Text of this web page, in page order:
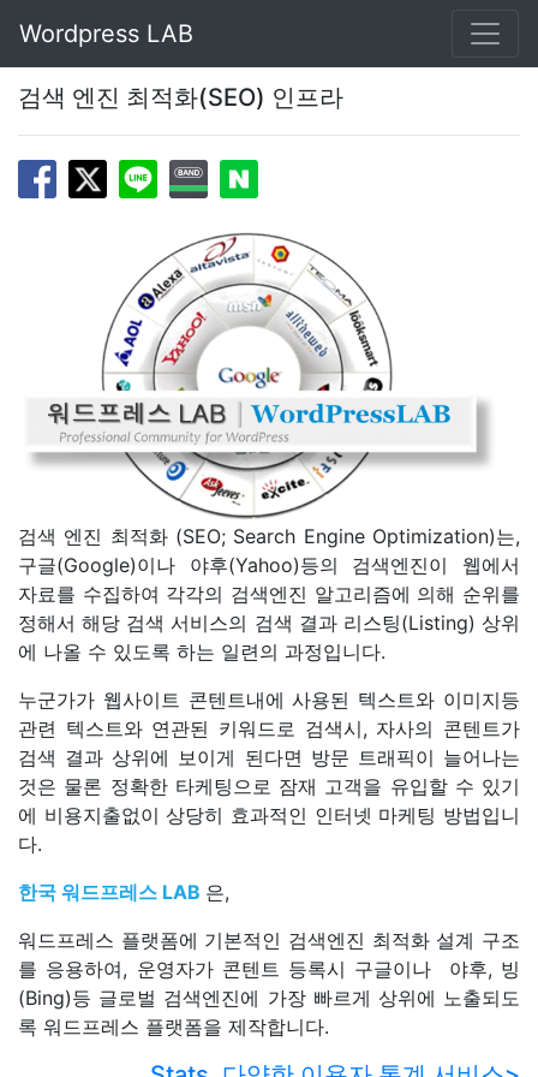
Wordpress LAB
검색 엔진 최적화(SEO) 인프라
검색 엔진 최적화 (SEO; Search Engine Optimization)는,
구글(Google)이나 야후(Yahoo)등의 검색엔진이 웹에서
자료를 수집하여 각각의 검색엔진 알고리즘에 의해 순위를
정해서 해당 검색 서비스의 검색 결과 리스팅(Listing) 상위
에 나올 수 있도록 하는 일련의 과정입니다.
누군가가 웹사이트 콘텐트내에 사용된 텍스트와 이미지등
관련 텍스트와 연관된 키워드로 검색시, 자사의 콘텐트가
검색 결과 상위에 보이게 된다면 방문 트래픽이 늘어나는
것은 물론 정확한 타케팅으로 잠재 고객을 유입할 수 있기
에 비용지출없이 상당히 효과적인 인터넷 마케팅 방법입니
다.
한국 워드프레스 LAB 은,
워드프레스 플랫폼에 기본적인 검색엔진 최적화 설계 구조
를 응용하여, 운영자가 콘텐트 등록시 구글이나 야후, 빙
(Bing)등 글로벌 검색엔진에 가장 빠르게 상위에 노출되도
록 워드프레스 플랫폼을 제작합니다.